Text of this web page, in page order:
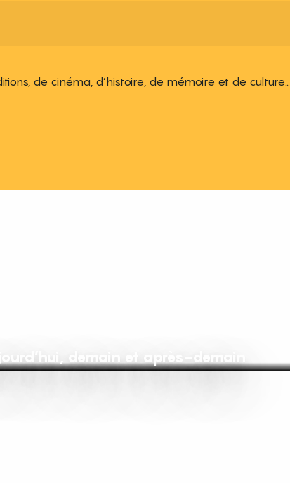
de cinéma, d’histoire, de mémoire et de culture…
demain et après-demain